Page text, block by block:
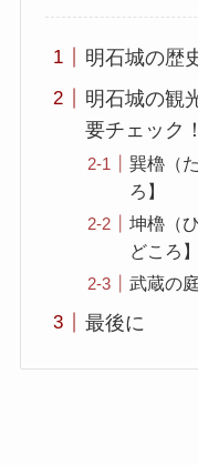
明石城の歴
明石城の観
要チェック！
巽櫓（
ろ】
坤櫓（
どころ】
武蔵の
最後に